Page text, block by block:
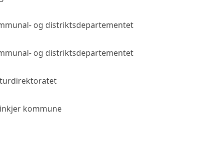
og distriktsdepartementet
og distriktsdepartementet
kommune